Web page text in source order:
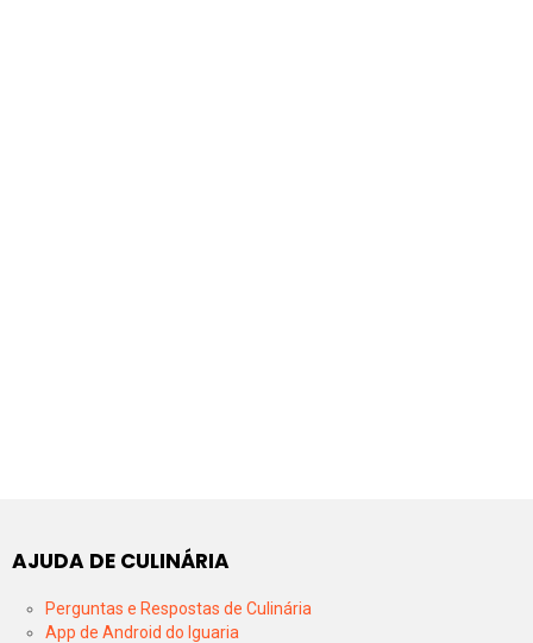
AJUDA DE CULINÁRIA
Perguntas e Respostas de Culinária
App de Android do Iguaria